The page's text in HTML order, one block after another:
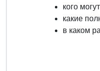
кого
какие
в каком